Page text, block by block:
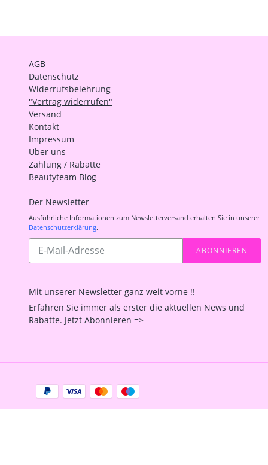
AGB
Datenschutz
Widerrufsbelehrung
"Vertrag widerrufen"
Versand
Kontakt
Impressum
Über uns
Zahlung / Rabatte
Beautyteam Blog
Der Newsletter
Ausführliche Informationen zum Newsletterversand erhalten Sie in unserer
Datenschutzerklärung.
Abonnieren
unsere
ABONNIEREN
Mit unserer Newsletter ganz weit vorne !!
Erfahren Sie immer als erster die aktuellen News und
Rabatte. Jetzt Abonnieren =>
Zahlungsarten